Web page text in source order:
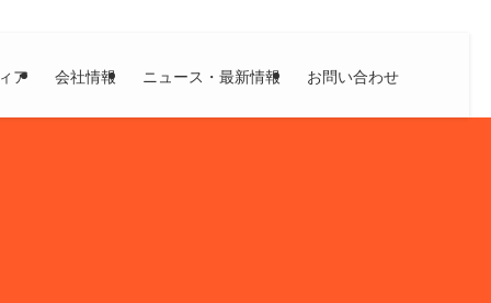
ア ​会社情報 ニュース・最新情報 お問い合わせ